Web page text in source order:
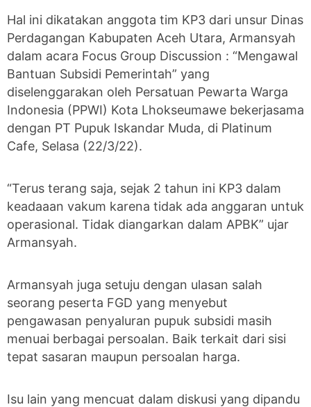
Hal ini dikatakan anggota tim KP3 dari unsur Dinas
Perdagangan Kabupaten Aceh Utara, Armansyah
dalam acara Focus Group Discussion : “Mengawal
Bantuan Subsidi Pemerintah” yang
diselenggarakan oleh Persatuan Pewarta Warga
Indonesia (PPWI) Kota Lhokseumawe bekerjasama
dengan PT Pupuk Iskandar Muda, di Platinum
Cafe, Selasa (22/3/22).
“Terus terang saja, sejak 2 tahun ini KP3 dalam
keadaaan vakum karena tidak ada anggaran untuk
operasional. Tidak diangarkan dalam APBK” ujar
Armansyah.
Armansyah juga setuju dengan ulasan salah
seorang peserta FGD yang menyebut
pengawasan penyaluran pupuk subsidi masih
menuai berbagai persoalan. Baik terkait dari sisi
tepat sasaran maupun persoalan harga.
Isu lain yang mencuat dalam diskusi yang dipandu